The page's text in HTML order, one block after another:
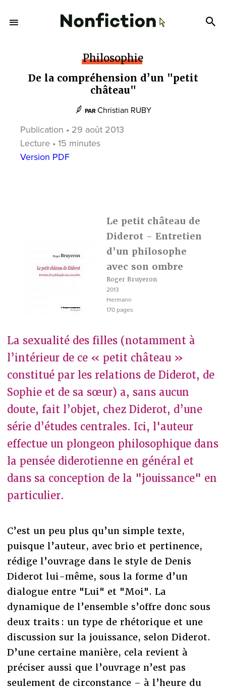
Philosophie
De la compréhension d’un "petit
château"
PAR Christian RUBY
Publication • 29 août 2013
Lecture • 15 minutes
Version PDF
Le petit château de
Diderot - Entretien
d’un philosophe
avec son ombre
Roger Bruyeron
2013
Hermann
170 pages
La sexualité des filles (notamment à
l’intérieur de ce « petit château »
constitué par les relations de Diderot, de
Sophie et de sa sœur) a, sans aucun
doute, fait l’objet, chez Diderot, d’une
série d’études centrales. Ici, l'auteur
effectue un plongeon philosophique dans
la pensée diderotienne en général et
dans sa conception de la "jouissance" en
particulier.
C’est un peu plus qu’un simple texte,
puisque l’auteur, avec brio et pertinence,
rédige l’ouvrage dans le style de Denis
Diderot lui-même, sous la forme d’un
dialogue entre "Lui" et "Moi". La
dynamique de l’ensemble s’offre donc sous
deux traits : un type de rhétorique et une
discussion sur la jouissance, selon Diderot.
D’une certaine manière, cela revient à
préciser aussi que l’ouvrage n’est pas
seulement de circonstance – à l’heure du